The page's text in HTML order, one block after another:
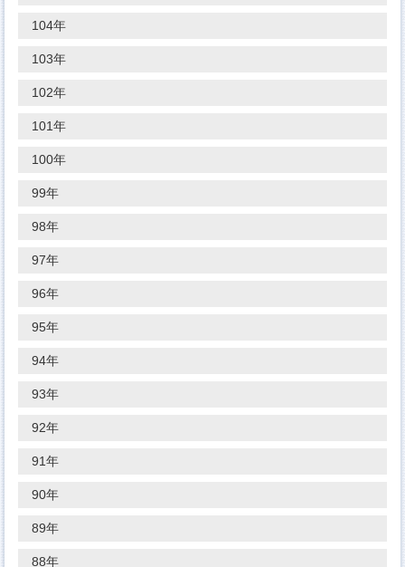
104年
103年
102年
101年
100年
99年
98年
97年
96年
95年
94年
93年
92年
91年
90年
89年
88年